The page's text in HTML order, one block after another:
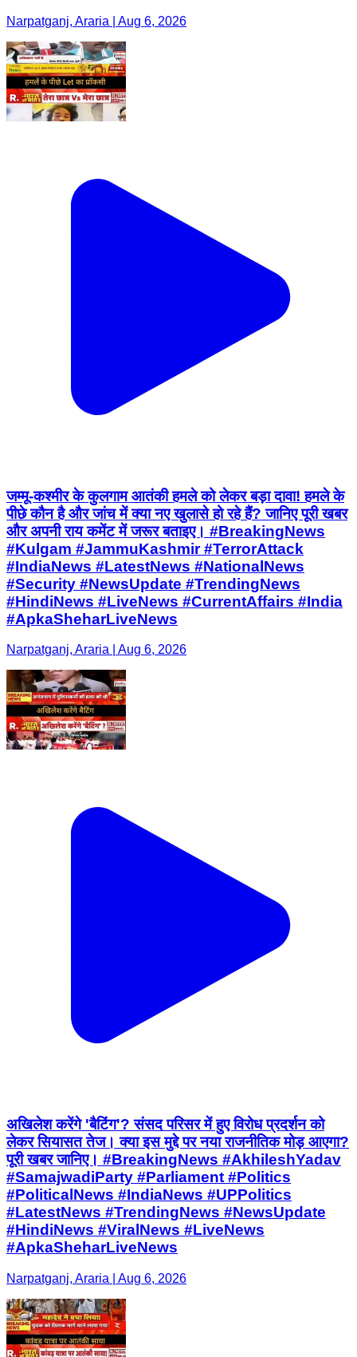
Narpatganj, Araria | Aug 6, 2026
जम्मू-कश्मीर के कुलगाम आतंकी हमले को लेकर बड़ा दावा! हमले के
पीछे कौन है और जांच में क्या नए खुलासे हो रहे हैं? जानिए पूरी खबर
और अपनी राय कमेंट में जरूर बताइए। #BreakingNews
#Kulgam #JammuKashmir #TerrorAttack
#IndiaNews #LatestNews #NationalNews
#Security #NewsUpdate #TrendingNews
#HindiNews #LiveNews #CurrentAffairs #India
#ApkaSheharLiveNews
Narpatganj, Araria | Aug 6, 2026
अखिलेश करेंगे 'बैटिंग'? संसद परिसर में हुए विरोध प्रदर्शन को
लेकर सियासत तेज। क्या इस मुद्दे पर नया राजनीतिक मोड़ आएगा?
पूरी खबर जानिए। #BreakingNews #AkhileshYadav
#SamajwadiParty #Parliament #Politics
#PoliticalNews #IndiaNews #UPPolitics
#LatestNews #TrendingNews #NewsUpdate
#HindiNews #ViralNews #LiveNews
#ApkaSheharLiveNews
Narpatganj, Araria | Aug 6, 2026